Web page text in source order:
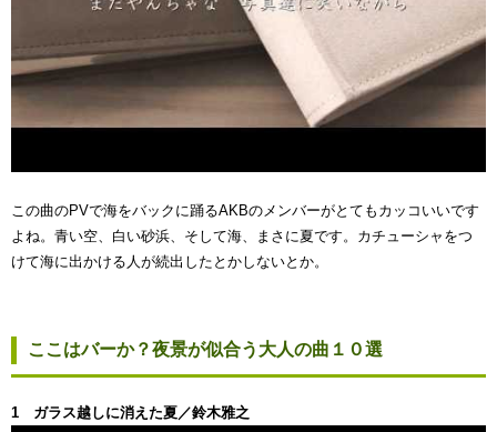
この曲のPVで海をバックに踊るAKBのメンバーがとてもカッコいいです
よね。青い空、白い砂浜、そして海、まさに夏です。カチューシャをつ
けて海に出かける人が続出したとかしないとか。
ここはバーか？夜景が似合う大人の曲１０選
1 ガラス越しに消えた夏／鈴木雅之